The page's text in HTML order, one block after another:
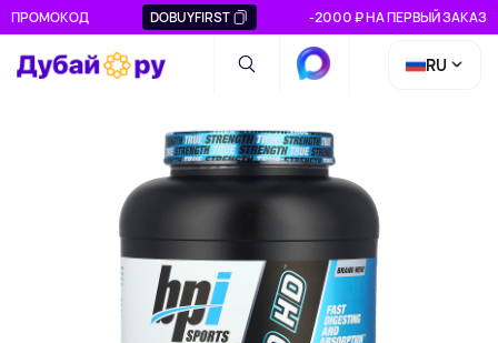
ПРОМОКОД DOBUYFIRST -2000 ₽ НА ПЕРВЫЙ ЗАКАЗ
RU